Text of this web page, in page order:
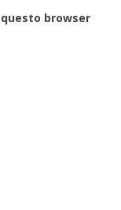
browser